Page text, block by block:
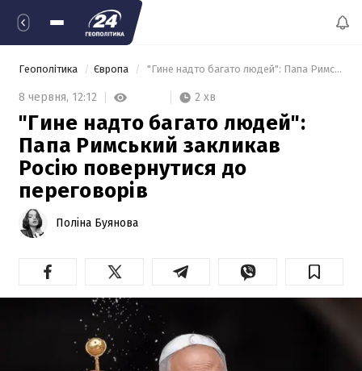
Геополітика Європа "Гине надто багато людей": Папа Римський закликав Росію повернутися до переговорів
8 червня, 12:12 2 хв
"Гине надто багато людей":
Папа Римський закликав
Росію повернутися до
переговорів
Поліна Буянова